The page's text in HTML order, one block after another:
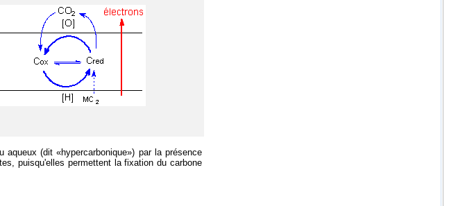
(dit «hypercarbonique») par la présence
puisqu'elles permettent la fixation du carbone